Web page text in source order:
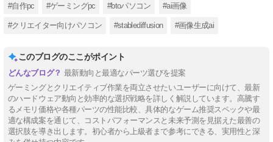
#自作pc #ゲーミングpc #btoパソコン #ai画像
#クリエイター向けパソコン #stablediffusion #画像生成ai
このブログのここがポイント
最新動向と最適なパーツ選びを提案
ゲーミングとクリエイティブ作業を両立させたいユーザーに向けて、最新
のハードウェア動向と効率的な選択戦略を詳しく解説しています。高騰す
るメモリ価格や各種パーツの性能比較、具体的なゲーム推奨スペックや最
適な構成案を通じて、コストパフォーマンスと未来予測を見据えた最善の
選択肢を導き出します。初心者から上級者まで参考にできる、実用性と深